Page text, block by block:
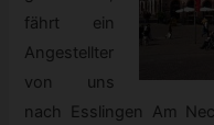
fährt ein
Angestellter
von uns
nach Esslingen Am